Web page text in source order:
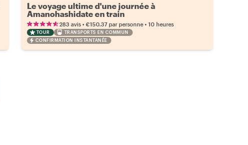
Le voyage ultime d'une journée à
Amanohashidate en train
283 avis• €150.37 par personne• 10 heures
TOUR
TRANSPORTS EN COMMUN
CONFIRMATION INSTANTANÉE